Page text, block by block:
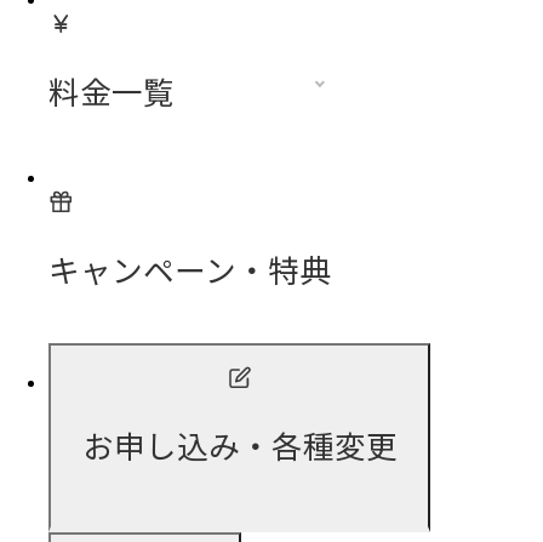
料金一覧
キャンペーン・特典
お申し込み・各種変更